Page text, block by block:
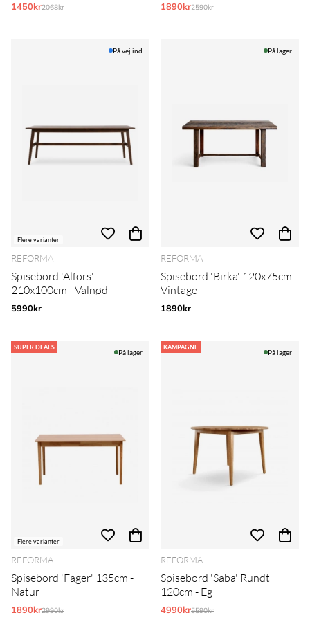
1450krNormalpris:
2068kr 1890krNormalpris:
2590kr
Flere varianter
På vej ind
REFORMA
Spisebord 'Alfors'
210x100cm - Valnød
5990kr
På lager
REFORMA
Spisebord 'Birka' 120x75cm -
Vintage
1890kr
SUPER DEALS
Flere varianter
På lager
REFORMA
Spisebord 'Fager' 135cm -
Natur
1890krNormalpris:
2990kr
KAMPAGNE
På lager
REFORMA
Spisebord 'Saba' Rundt
120cm - Eg
4990krNormalpris:
5590kr